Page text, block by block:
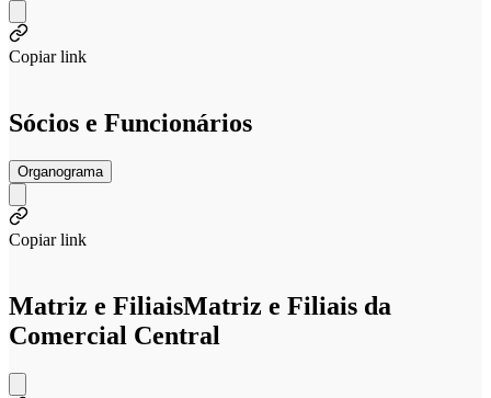
Copiar link
Sócios e Funcionários
Organograma
Copiar link
Matriz e FiliaisMatriz e Filiais da
Comercial Central